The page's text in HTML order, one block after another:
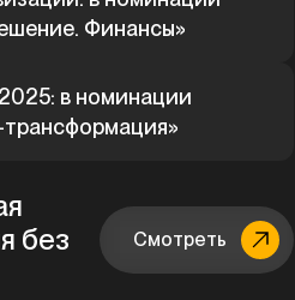
Финансы»
в номинации
без
Смотреть